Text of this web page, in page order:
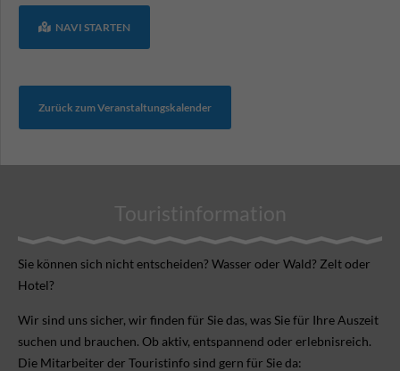
NAVI STARTEN
Zurück zum Veranstaltungskalender
Touristinformation
Sie können sich nicht ent­scheiden? Wasser oder Wald? Zelt oder
Hotel?
Wir sind uns sicher, wir finden für Sie das, was Sie für Ihre Aus­zeit
suchen und brauchen. Ob aktiv, ent­spannend oder erlebnis­reich.
Die Mitarbeiter der Touristinfo sind gern für Sie da: